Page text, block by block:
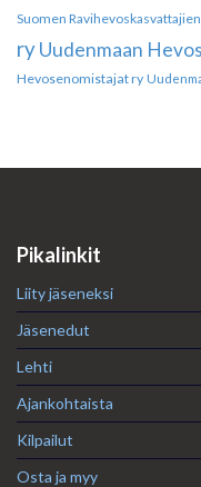
Suomen
ryUudenmaan
Hevosenomistajat ry
Pikalinkit
Liity jäseneksi
Jäsenedut
Lehti
Ajankohtaista
Kilpailut
Osta ja myy